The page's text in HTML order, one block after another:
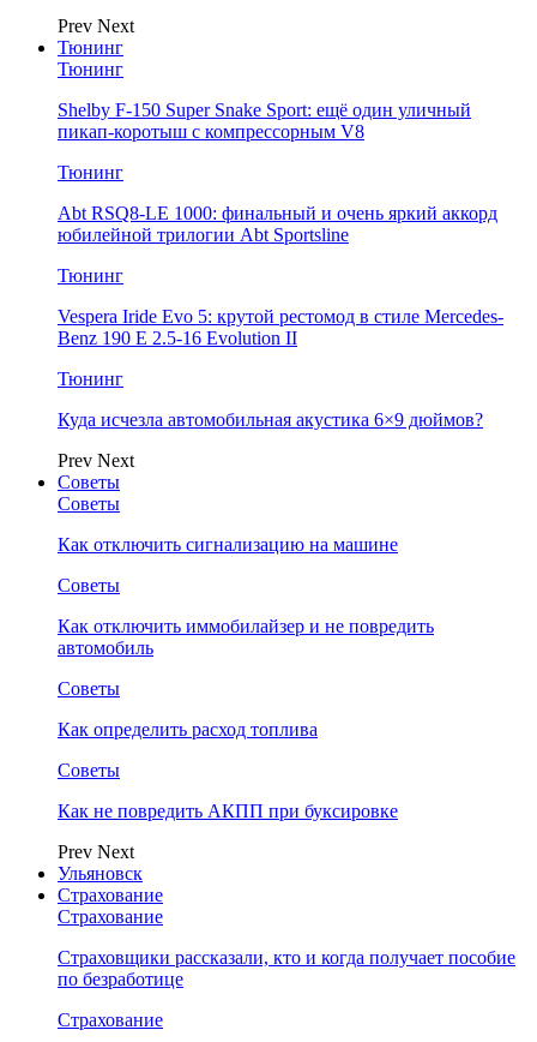
Prev Next
Тюнинг
Тюнинг
Shelby F-150 Super Snake Sport: ещё один уличный
пикап-коротыш с компрессорным V8
Тюнинг
Abt RSQ8-LE 1000: финальный и очень яркий аккорд
юбилейной трилогии Abt Sportsline
Тюнинг
Vespera Iride Evo 5: крутой рестомод в стиле Mercedes-
Benz 190 E 2.5-16 Evolution II
Тюнинг
Куда исчезла автомобильная акустика 6×9 дюймов?
Prev Next
Советы
Советы
Как отключить сигнализацию на машине
Советы
Как отключить иммобилайзер и не повредить
автомобиль
Советы
Как определить расход топлива
Советы
Как не повредить АКПП при буксировке
Prev Next
Ульяновск
Страхование
Страхование
Страховщики рассказали, кто и когда получает пособие
по безработице
Страхование